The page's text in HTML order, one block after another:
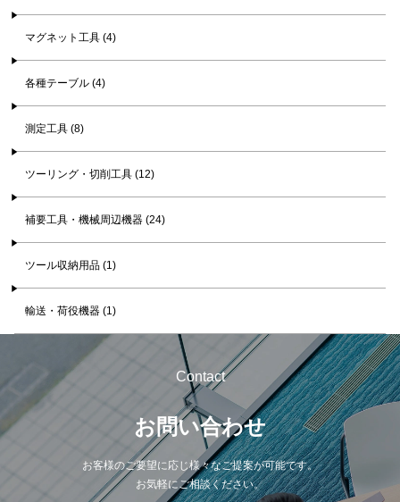
マグネット工具 (4)
各種テーブル (4)
測定工具 (8)
ツーリング・切削工具 (12)
補要工具・機械周辺機器 (24)
ツール収納用品 (1)
輸送・荷役機器 (1)
Contact
お問い合わせ
お客様のご要望に応じ様々なご提案が可能です。
お気軽にご相談ください。